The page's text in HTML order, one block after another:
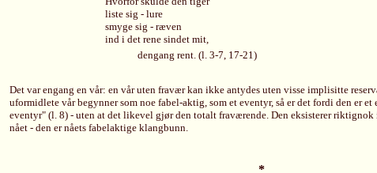
liste sig - lure
smyge sig - ræven
ind i det rene sindet mit,
dengang rent. (l. 3-7, 17-21)
Det var engang en vår: en vår uten fravær kan ikke antydes uten visse implisitte
uformidlete vår begynner som noe fabel-aktig, som et eventyr, så er det fordi den er
eventyr" (l. 8) - uten at det likevel gjør den totalt fraværende. Den eksisterer riktignok
nået - den er nåets fabelaktige klangbunn.
*